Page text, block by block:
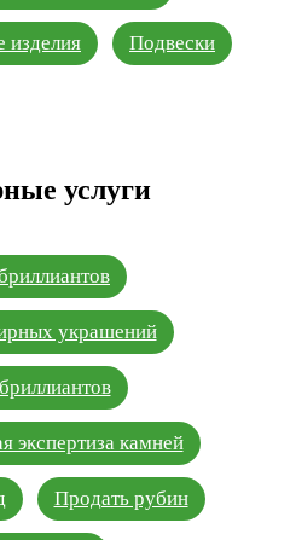
изделия Подвески
услуги
украшений
экспертиза камней
Продать рубин